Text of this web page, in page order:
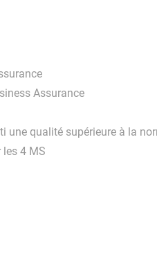
Assurance
une qualité supérieure à la
4 MS